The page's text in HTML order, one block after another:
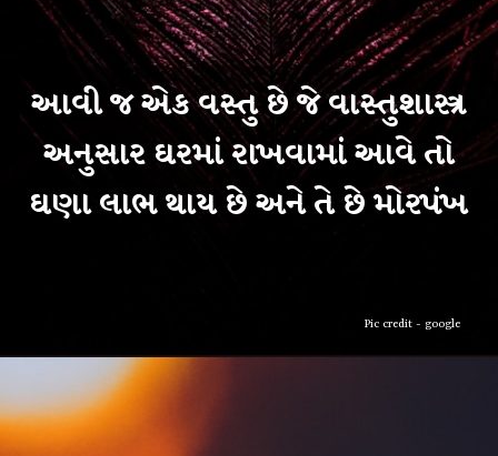
આવી જ એક વસ્તુ છે જે વાસ્તુશાસ્ત્ર
અનુસાર ઘરમાં રાખવામાં આવે તો
ઘણા લાભ થાય છે અને તે છે મોરપંખ
Pic credit - google